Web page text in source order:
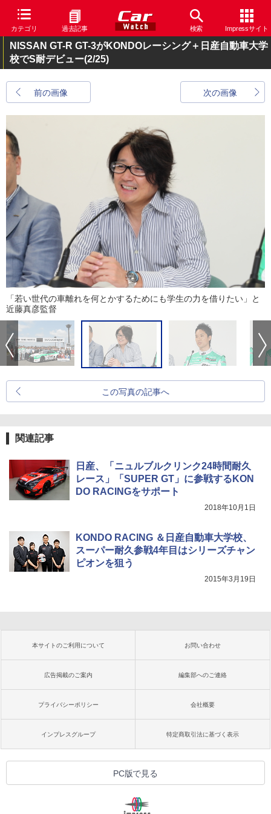
カテゴリ 過去記事 検索 Impressサイト
NISSAN GT-R GT-3がKONDOレーシング＋日産自動車大学
校でS耐デビュー(2/25)
前の画像 次の画像
「若い世代の車離れを何とかするためにも学生の力を借りたい」と
近藤真彦監督
この写真の記事へ
関連記事
日産、「ニュルブルクリンク24時間耐久
レース」「SUPER GT」に参戦するKON
DO RACINGをサポート
2018年10月1日
KONDO RACING ＆日産自動車大学校、
スーパー耐久参戦4年目はシリーズチャン
ピオンを狙う
2015年3月19日
本サイトのご利用について お問い合わせ
広告掲載のご案内 編集部へのご連絡
プライバシーポリシー 会社概要
インプレスグループ 特定商取引法に基づく表示
PC版で見る